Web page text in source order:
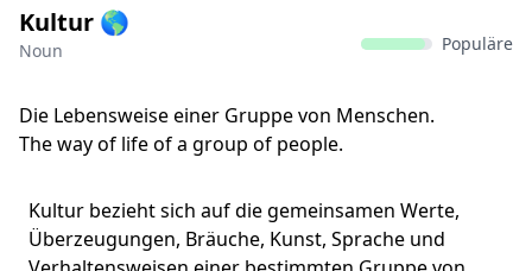
Kultur 🌎
Noun Populäre
Die Lebensweise einer Gruppe von Menschen.
The way of life of a group of people.
Kultur bezieht sich auf die gemeinsamen Werte,
Überzeugungen, Bräuche, Kunst, Sprache und